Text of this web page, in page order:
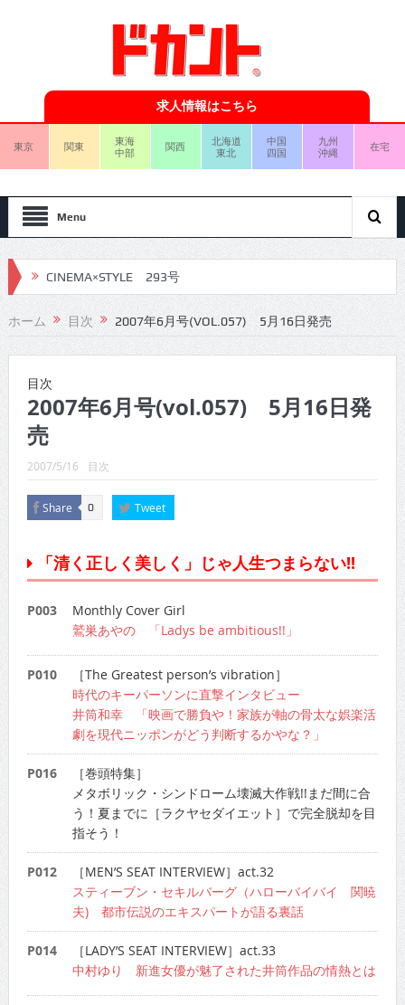
求人情報はこちら
東京 関東
東海
中部
関西
北海道
東北
中国
四国
九州
沖縄
在宅
Menu
CINEMA×STYLE 293号
CINEMA×STYLE 292号
CINEMA×STYLE 291号
CINEMA×STYLE 290号
CINEMA×STYLE 289号
CINEMA×STYLE 288号
CINEMA×STYLE 286号
CINEMA×STYLE 285号
CINEMA×STYLE 294号
ホーム 目次 2007年6月号(VOL.057) 5月16日発売
目次
2007年6月号(vol.057) 5月16日発
売
2007/5/16 目次
Share 0 Tweet
「清く正しく美しく」じゃ人生つまらない!!
P003
Monthly Cover Girl
鷲巣あやの 「Ladys be ambitious!!」
P010
［The Greatest person’s vibration］
時代のキーパーソンに直撃インタビュー
井筒和幸 「映画で勝負や！家族が軸の骨太な娯楽活
劇を現代ニッポンがどう判断するかやな？」
P016
［巻頭特集］
メタボリック・シンドローム壊滅大作戦!!まだ間に合
う！夏までに［ラクヤセダイエット］で完全脱却を目
指そう！
P012
［MEN’S SEAT INTERVIEW］act.32
スティーブン・セキルバーグ（ハローバイバイ 関暁
夫) 都市伝説のエキスパートが語る裏話
P014
［LADY’S SEAT INTERVIEW］act.33
中村ゆり 新進女優が魅了された井筒作品の情熱とは